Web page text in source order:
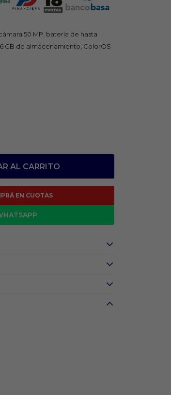
50 MP, batería de hasta
GB de almacenamiento, ColorOS
AL CARRITO
EN CUOTAS